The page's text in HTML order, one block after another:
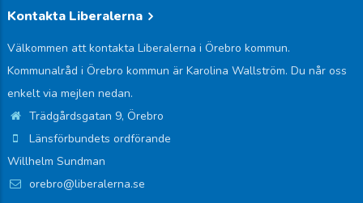
Kontakta Liberalerna
Välkommen att kontakta Liberalerna i Örebro kommun.
Kommunalråd i Örebro kommun är Karolina Wallström. Du når oss
enkelt via mejlen nedan.
Trädgårdsgatan 9, Örebro
Länsförbundets ordförande
Willhelm Sundman
orebro@liberalerna.se